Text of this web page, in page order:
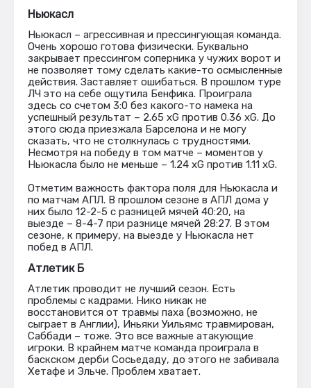
Ньюкасл
Ньюкасл – агрессивная и прессингующая команда.
Очень хорошо готова физически. Буквально
закрывает прессингом соперника у чужих ворот и
не позволяет тому сделать какие-то осмысленные
действия. Заставляет ошибаться. В прошлом туре
ЛЧ это на себе ощутила Бенфика. Проиграла
здесь со счетом 3:0 без какого-то намека на
успешный результат – 2.65 xG против 0.36 xG. До
этого сюда приезжала Барселона и не могу
сказать, что не столкнулась с трудностями.
Несмотря на победу в том матче – моментов у
Ньюкасла было не меньше – 1.24 xG против 1.11 xG.
Отметим важность фактора поля для Ньюкасла и
по матчам АПЛ. В прошлом сезоне в АПЛ дома у
них было 12-2-5 с разницей мячей 40:20, на
выезде – 8-4-7 при разнице мячей 28:27. В этом
сезоне, к примеру, на выезде у Ньюкасла нет
побед в АПЛ.
Атлетик Б
Атлетик проводит не лучший сезон. Есть
проблемы с кадрами. Нико никак не
восстановится от травмы паха (возможно, не
сыграет в Англии), Иньяки Уильямс травмирован,
Саббади – тоже. Это все важные атакующие
игроки. В крайнем матче команда проиграла в
баскском дерби Сосьедаду, до этого не забивала
Хетафе и Эльче. Проблем хватает.